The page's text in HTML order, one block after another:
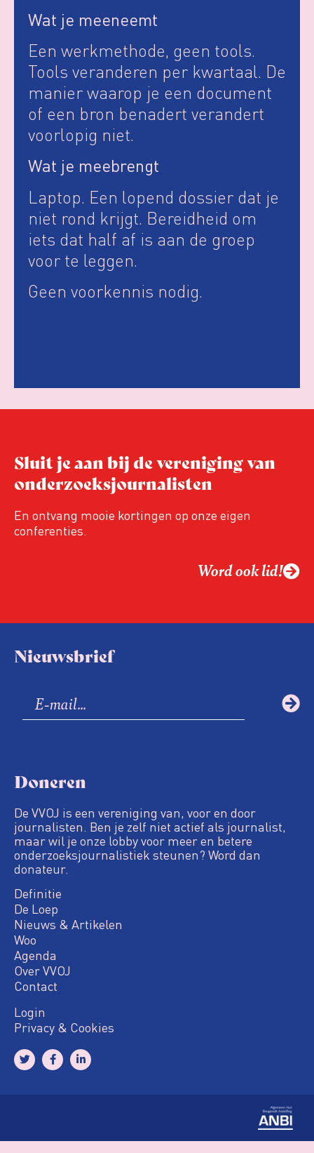
Wat je meeneemt
Een werkmethode, geen tools.
Tools veranderen per kwartaal. De
manier waarop je een document
of een bron benadert verandert
voorlopig niet.
Wat je meebrengt
Laptop. Een lopend dossier dat je
niet rond krijgt. Bereidheid om
iets dat half af is aan de groep
voor te leggen.
Geen voorkennis nodig.
Sluit je aan bij de vereniging van
onderzoeksjournalisten
En ontvang mooie kortingen op onze eigen
conferenties.
Word ook lid!
Nieuwsbrief
Doneren
De VVOJ is een vereniging van, voor en door
journalisten. Ben je zelf niet actief als journalist,
maar wil je onze lobby voor meer en betere
onderzoeksjournalistiek steunen? Word dan
donateur.
Definitie
De Loep
Nieuws & Artikelen
Woo
Agenda
Over VVOJ
Contact
Login
Privacy & Cookies